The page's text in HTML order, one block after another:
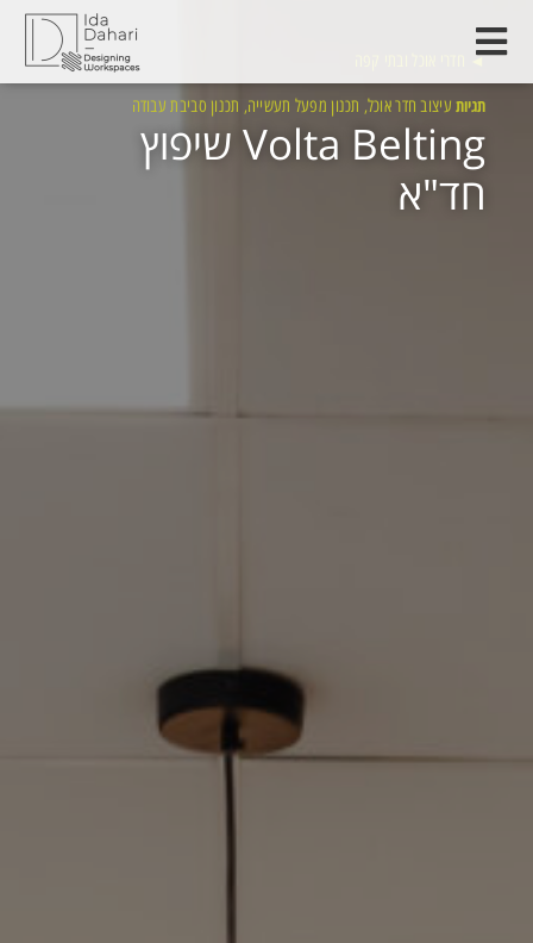
◄
תגיות עיצוב חדר אוכל, תכנון מפעל תעשייה, תכנון סביבת עבודה
Volta Belting שיפוץ
חד"א